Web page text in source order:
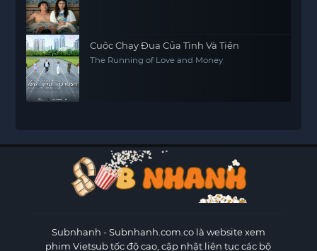
Cuộc Chạy Đua Của Tình Và Tiền
The Running of Love and Money
Subnhanh - Subnhanh.com.co là website xem
phim Vietsub tốc độ cao, cập nhật liên tục các bộ